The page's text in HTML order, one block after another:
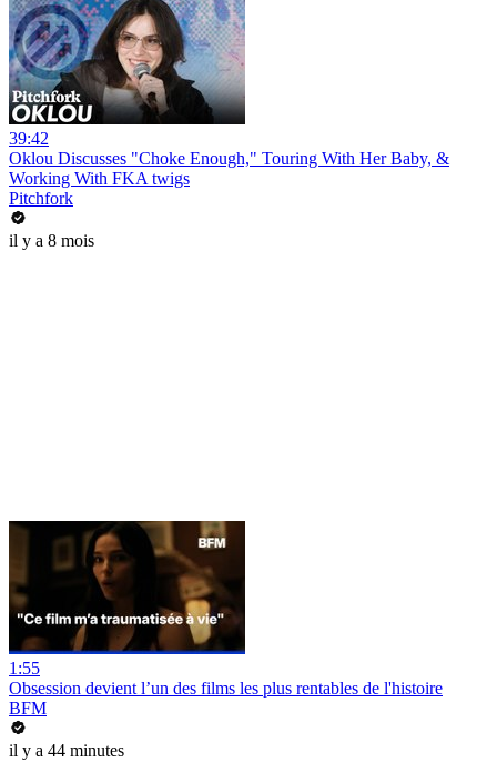
39:42
Oklou Discusses "Choke Enough," Touring With Her Baby, &
Working With FKA twigs
Pitchfork
il y a 8 mois
1:55
Obsession devient l’un des films les plus rentables de l'histoire
BFM
il y a 44 minutes